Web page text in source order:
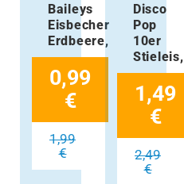
Baileys
Eisbecher
Erdbeere,
0,99
€
1,99
€
Disco
Pop
10er
Stieleis,
1,49
€
2,49
€